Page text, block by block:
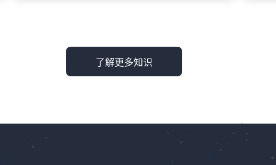
的自然排名，从而吸引流量。而付费搜索则通过购买
广告位，迅速获得曝光并直接引导流量。虽然这两种
（SERP）中占据有利位置，进而实现稳定的有机流
微
价
据
了解更多知识